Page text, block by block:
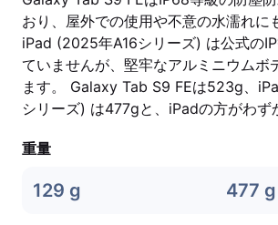
おり、屋外での使用や不意の水濡れに
iPad (2025年A16シリーズ) は公式の
ていませんが、堅牢なアルミニウムボ
ます。 Galaxy Tab S9 FEは523g、
シリーズ) は477gと、iPadの方がわず
重量
129 g 477 g